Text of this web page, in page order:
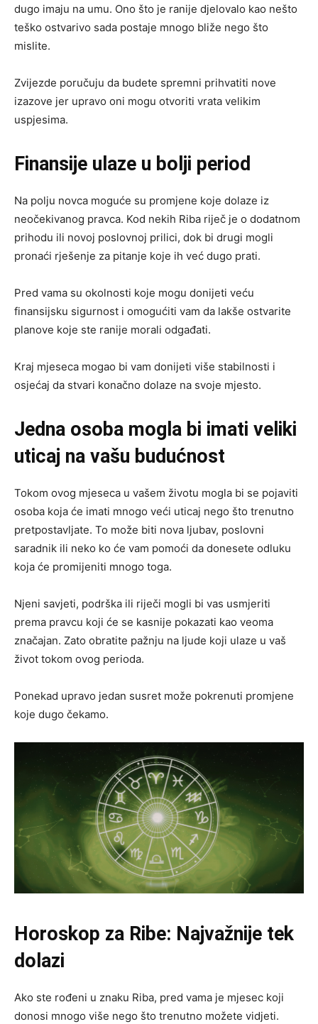
dugo imaju na umu. Ono što je ranije djelovalo kao nešto
teško ostvarivo sada postaje mnogo bliže nego što
mislite.
Zvijezde poručuju da budete spremni prihvatiti nove
izazove jer upravo oni mogu otvoriti vrata velikim
uspjesima.
Finansije ulaze u bolji period
Na polju novca moguće su promjene koje dolaze iz
neočekivanog pravca. Kod nekih Riba riječ je o dodatnom
prihodu ili novoj poslovnoj prilici, dok bi drugi mogli
pronaći rješenje za pitanje koje ih već dugo prati.
Pred vama su okolnosti koje mogu donijeti veću
finansijsku sigurnost i omogućiti vam da lakše ostvarite
planove koje ste ranije morali odgađati.
Kraj mjeseca mogao bi vam donijeti više stabilnosti i
osjećaj da stvari konačno dolaze na svoje mjesto.
Jedna osoba mogla bi imati veliki
uticaj na vašu budućnost
Tokom ovog mjeseca u vašem životu mogla bi se pojaviti
osoba koja će imati mnogo veći uticaj nego što trenutno
pretpostavljate. To može biti nova ljubav, poslovni
saradnik ili neko ko će vam pomoći da donesete odluku
koja će promijeniti mnogo toga.
Njeni savjeti, podrška ili riječi mogli bi vas usmjeriti
prema pravcu koji će se kasnije pokazati kao veoma
značajan. Zato obratite pažnju na ljude koji ulaze u vaš
život tokom ovog perioda.
Ponekad upravo jedan susret može pokrenuti promjene
koje dugo čekamo.
Horoskop za Ribe: Najvažnije tek
dolazi
Ako ste rođeni u znaku Riba, pred vama je mjesec koji
donosi mnogo više nego što trenutno možete vidjeti.